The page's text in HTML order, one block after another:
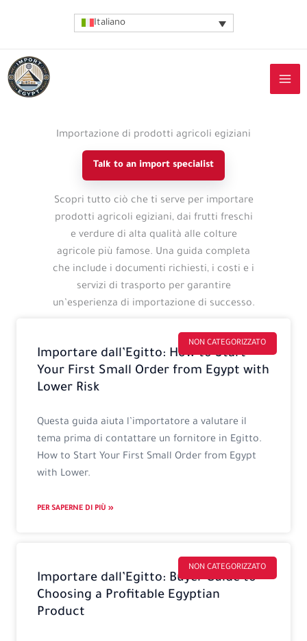
Italiano
Importazione di prodotti agricoli egiziani
Talk to an import specialist
Import
guide
details
Scopri tutto ciò che ti serve per importare
prodotti agricoli egiziani, dai frutti freschi
e verdure di alta qualità alle colture
agricole più famose. Una guida completa
che include i documenti richiesti, i costi e i
servizi di trasporto per garantire
un’esperienza di importazione di successo.
NON CATEGORIZZATO
Importare dall’Egitto: How to Start
Your First Small Order from Egypt with
Lower Risk
Questa guida aiuta l’importatore a valutare il
tema prima di contattare un fornitore in Egitto.
How to Start Your First Small Order from Egypt
with Lower.
PER SAPERNE DI PIÙ »
NON CATEGORIZZATO
Importare dall’Egitto: Buyer Guide to
Choosing a Profitable Egyptian
Product